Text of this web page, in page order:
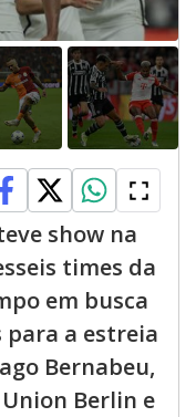
show na
times da
em busca
a estreia
Bernabeu,
Berlin e